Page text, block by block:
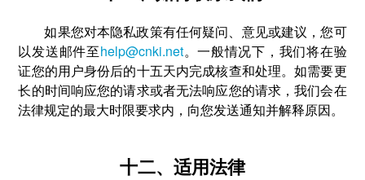
如果您对本隐私政策有任何疑问、意见或建议，您可
以发送邮件至help@cnki.net。一般情况下，我们将在验
证您的用户身份后的十五天内完成核查和处理。如需要更
长的时间响应您的请求或者无法响应您的请求，我们会在
法律规定的最大时限要求内，向您发送通知并解释原因。
十二、适用法律